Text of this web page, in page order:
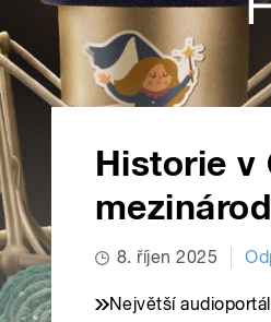
Historie v
8. říjen 2025
Největší